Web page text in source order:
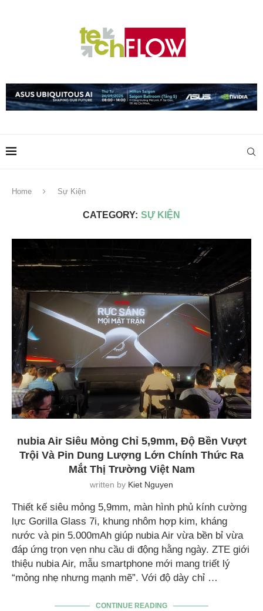
Home Sự Kiện
CATEGORY: SỰ KIỆN
nubia Air Siêu Mỏng Chỉ 5,9mm, Độ Bền Vượt
Trội Và Pin Dung Lượng Lớn Chính Thức Ra
Mắt Thị Trường Việt Nam
written by Kiet Nguyen
Thiết kế siêu mỏng 5,9mm, màn hình phủ kính cường
lực Gorilla Glass 7i, khung nhôm hợp kim, kháng
nước và pin 5.000mAh giúp nubia Air vừa bền bỉ vừa
đáp ứng trọn vẹn nhu cầu di động hằng ngày. ZTE giới
thiệu nubia Air, mẫu smartphone mới mang triết lý
“mỏng nhẹ nhưng mạnh mẽ”. Với độ dày chỉ …
CONTINUE READING